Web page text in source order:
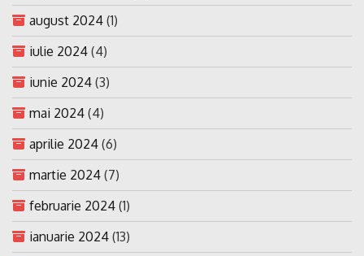
august 2024 (1)
iulie 2024 (4)
iunie 2024 (3)
mai 2024 (4)
aprilie 2024 (6)
martie 2024 (7)
februarie 2024 (1)
ianuarie 2024 (13)